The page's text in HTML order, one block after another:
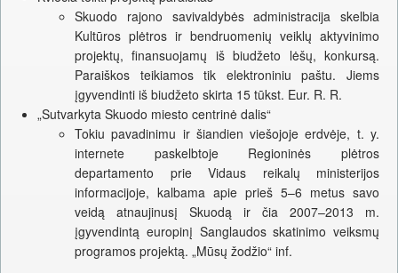
Skuodo rajono savivaldybės administracija skelbia
Kultūros plėtros ir bendruomenių veiklų aktyvinimo
projektų, finansuojamų iš biudžeto lėšų, konkursą.
Paraiškos teikiamos tik elektroniniu paštu. Jiems
įgyvendinti iš biudžeto skirta 15 tūkst. Eur. R. R.
„Sutvarkyta Skuodo miesto centrinė dalis“
Tokiu pavadinimu ir šiandien viešojoje erdvėje, t. y.
internete paskelbtoje Regioninės plėtros
departamento prie Vidaus reikalų ministerijos
informacijoje, kalbama apie prieš 5–6 metus savo
veidą atnaujinusį Skuodą ir čia 2007–2013 m.
įgyvendintą europinį Sanglaudos skatinimo veiksmų
programos projektą. „Mūsų žodžio“ inf.